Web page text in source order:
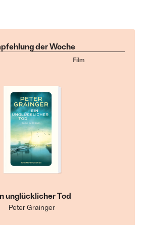
der Woche
Film
unglücklicher Tod
Peter Grainger